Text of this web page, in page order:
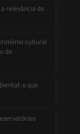
relevância do
cultural
de
o que